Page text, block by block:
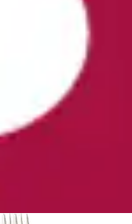
Merlemont